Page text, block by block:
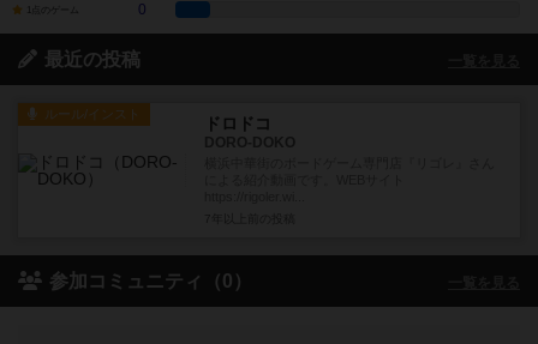
1点のゲーム 0
最近の投稿
ルール/インスト ドロドコ
参加コミュニティ（0）